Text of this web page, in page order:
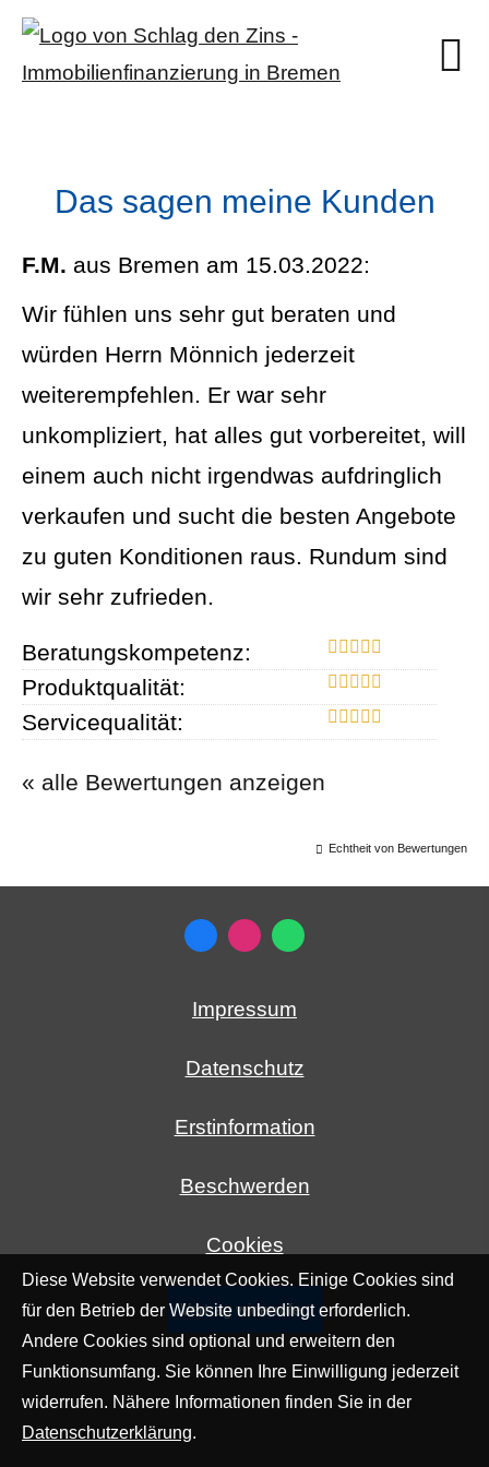
Das sagen meine Kunden
F.M. aus Bremen am 15.03.2022:
Wir fühlen uns sehr gut beraten und
würden Herrn Mönnich jederzeit
weiterempfehlen. Er war sehr
unkompliziert, hat alles gut vorbereitet, will
einem auch nicht irgendwas aufdringlich
verkaufen und sucht die besten Angebote
zu guten Konditionen raus. Rundum sind
wir sehr zufrieden.
Beratungskompetenz:
Produktqualität:
Servicequalität:
« alle Bewertungen anzeigen
Echtheit von Bewertungen
Impressum
Datenschutz
Erstinformation
Beschwerden
Cookies
Vertrag widerrufen
Diese Website verwendet Cookies. Einige Cookies sind
für den Betrieb der Website unbedingt erforderlich.
Andere Cookies sind optional und erweitern den
Funktionsumfang. Sie können Ihre Einwilligung jederzeit
widerrufen. Nähere Informationen finden Sie in der
Datenschutzerklärung.